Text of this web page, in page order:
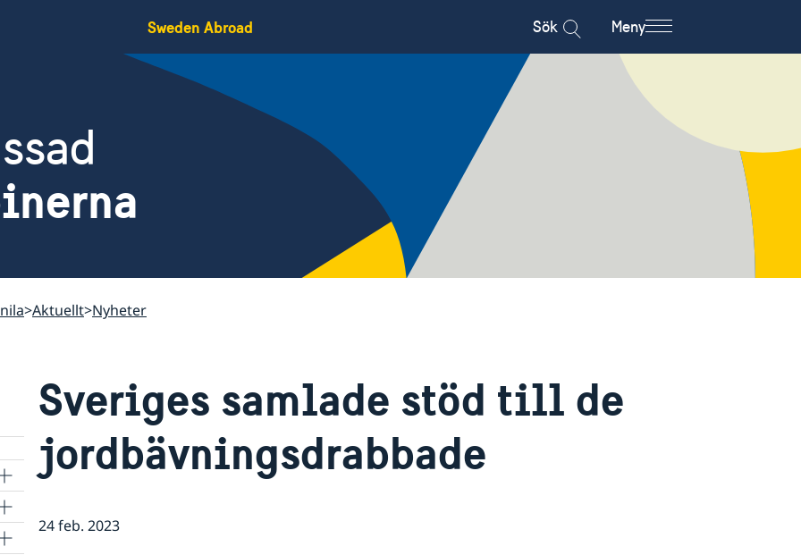
Sweden Abroad Sök Meny
Aktuellt Nyheter
Sveriges samlade stöd till de
jordbävningsdrabbade
24 feb. 2023